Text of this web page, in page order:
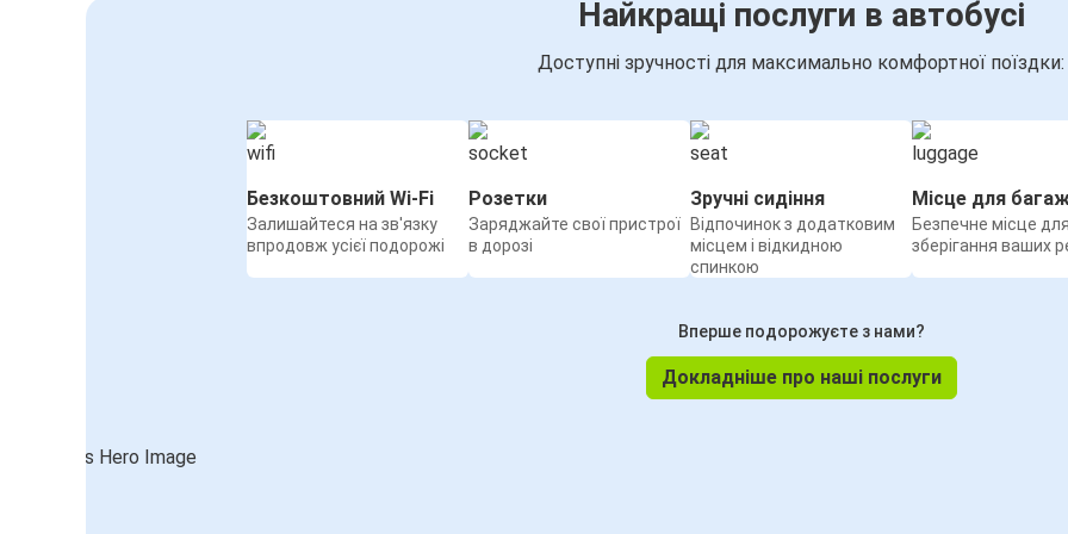
Найкращі послуги в автобусі
Доступні зручності для максимально комфортної поїздки:
Безкоштовний Wi-Fi
Залишайтеся на зв'язку
впродовж усієї подорожі
Розетки
Заряджайте свої пристрої
в дорозі
Зручні сидіння
Відпочинок з додатковим
місцем і відкидною
спинкою
Місце для
Безпечне місце для
зберігання ваших
Вперше подорожуєте з нами?
Докладніше про наші послуги